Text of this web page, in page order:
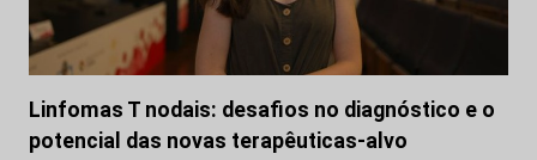
Linfomas T nodais: desafios no diagnóstico e o
potencial das novas terapêuticas-alvo